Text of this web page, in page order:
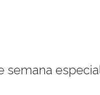
semana